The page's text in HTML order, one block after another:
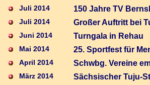
Juli 2014 150 Jahre TV
Juli 2014 Großer Auftritt bei
Juni 2014 Turngala in Rehau
Mai 2014 25. Sportfest für
April 2014 Schwbg. Vereine
März 2014 Sächsischer Tuju-